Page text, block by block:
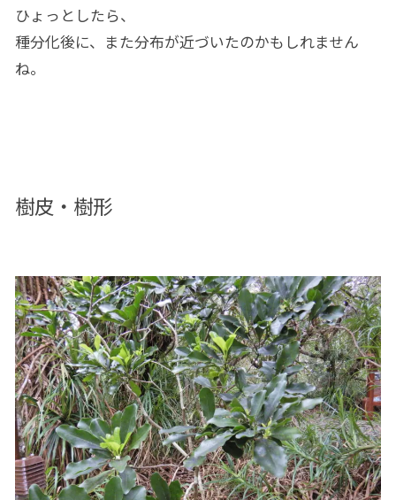
ひょっとしたら、
種分化後に、また分布が近づいたのかもしれません
ね。
樹皮・樹形